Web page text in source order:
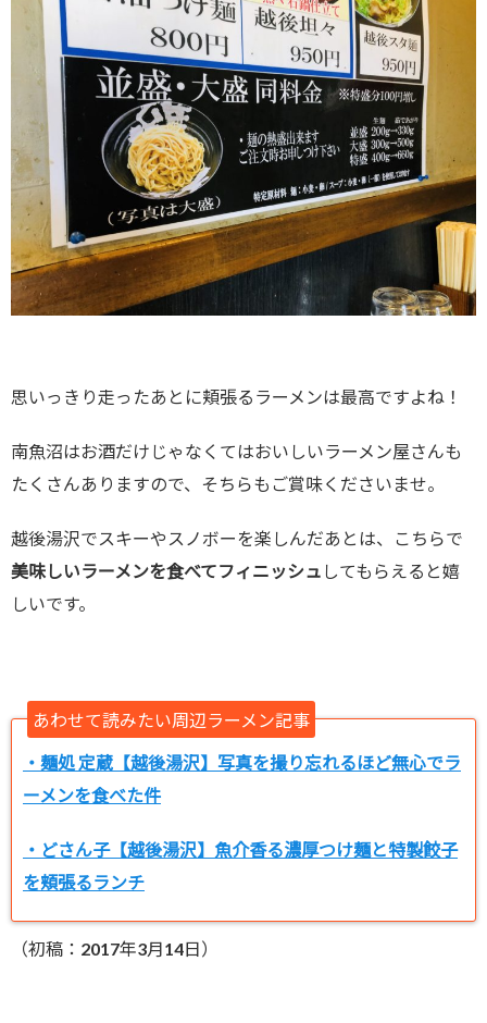
思いっきり走ったあとに頬張るラーメンは最高ですよね！
南魚沼はお酒だけじゃなくてはおいしいラーメン屋さんも
たくさんありますので、そちらもご賞味くださいませ。
越後湯沢でスキーやスノボーを楽しんだあとは、こちらで
美味しいラーメンを食べてフィニッシュ してもらえると嬉
しいです。
あわせて読みたい周辺ラーメン記事
・麺処 定蔵【越後湯沢】写真を撮り忘れるほど無心でラ
ーメンを食べた件
・どさん子【越後湯沢】魚介香る濃厚つけ麺と特製餃子
を頬張るランチ
（初稿：2017年3月14日）